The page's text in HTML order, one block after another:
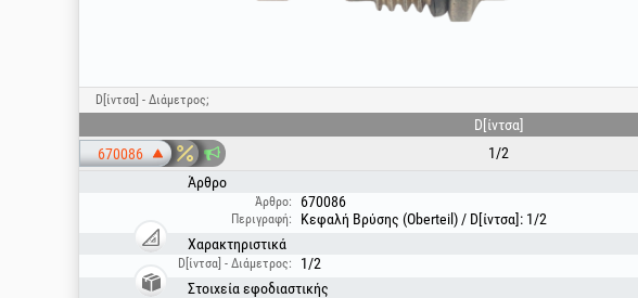
D[ίντσα] - Διάμετρος;
D[ίντσα]
670086
1/2
Άρθρο
Άρθρο: 670086
Περιγραφή:
Κεφαλή Βρύσης (Oberteil) / D[ίντσα]: 1/2
Χαρακτηριστικά
D[ίντσα] - Διάμετρος:
1/2
Στοιχεία εφοδιαστικής